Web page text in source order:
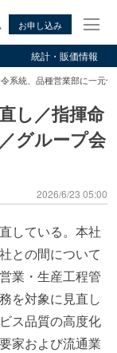
お申し込み
統計・販価情報
系統、品種営業部に一元
し／指揮命
グループ会
2026/6/23 05:00
している。本社
との間について
業・生産工程管
を対象に見直し
ス品質の高度化
家および流通業